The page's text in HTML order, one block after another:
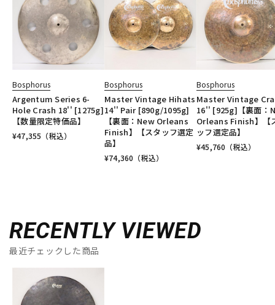
Bosphorus
Argentum Series 6-
Hole Crash 18'' [1275g]
【数量限定特価品】
¥47,355 （税込）
Bosphorus
Master Vintage Hihats
14'' Pair [890g/1095g]
【裏面：New Orleans
Finish】【スタッフ選定
品】
¥74,360 （税込）
Bosphorus
Master Vintage
16'' [925g]【裏面：
Orleans Finish】【
ッフ選定品】
¥45,760 （税込）
RECENTLY VIEWED
最近チェックした商品